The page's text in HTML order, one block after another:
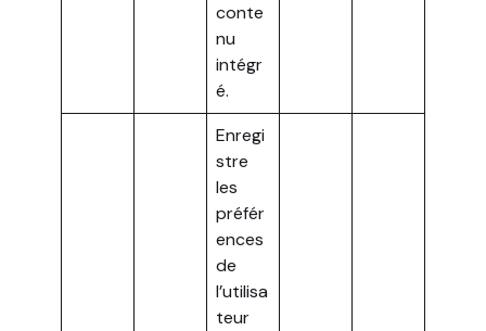
conte
nu
intégr
é.
Enregi
stre
les
préfér
ences
de
l’utilisa
teur